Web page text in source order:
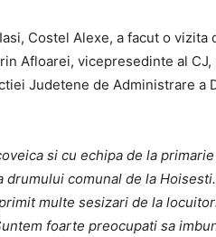
Costel Alexe, a facut o vizita
Afloarei, vicepresedinte al
Judetene de Administrare a
si cu echipa de la
comunal de la
multe sesizari de la
foarte preocupati sa